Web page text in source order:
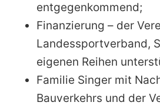
entgegenkommend;
Finanzierung – der
Landessportverband,
eigenen Reihen
Familie Singer mit
Bauverkehrs und der